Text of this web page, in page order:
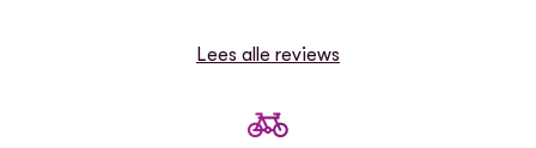
Lees alle reviews